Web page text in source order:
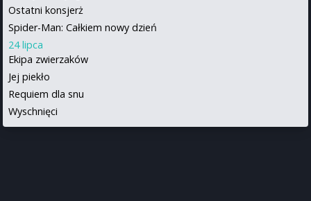
Ostatni konsjerż
Spider-Man: Całkiem nowy dzień
24 lipca
Ekipa zwierzaków
Jej piekło
Requiem dla snu
Wyschnięci